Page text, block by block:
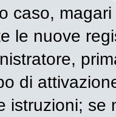
caso,
le nuove
di
istruzioni;